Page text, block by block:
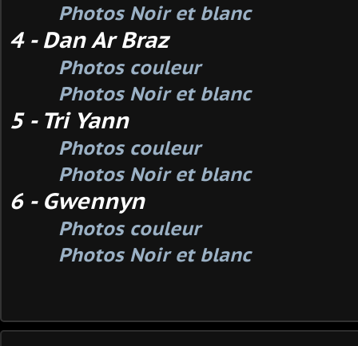
Photos Noir et blanc
4 - Dan Ar Braz
Photos couleur
Photos Noir et blanc
5 - Tri Yann
Photos couleur
Photos Noir et blanc
6 - Gwennyn
Photos couleur
Photos Noir et blanc